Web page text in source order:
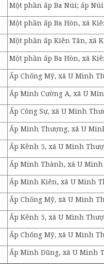
Một phần ấp Ba Núi; ấp
Một phần ấp Ba Hòn, xã
Một phần ấp Kiên Tân, xã
Một phần ấp Ba Hòn, xã
Ấp Chống Mỹ, xã U Minh
Ấp Minh Cường A, xã U
Ấp Công Sự, xã U Minh
Ấp Minh Thượng, xã U
Ấp Kênh 5, xã U Minh
Ấp Minh Thành, xã U
Ấp Minh Kiên, xã U Minh
Ấp Chống Mỹ, xã U Minh
Ấp Kênh 5, xã U Minh
Ấp Chống Mỹ, xã U Minh
Ấp Minh Dũng, xã U Minh